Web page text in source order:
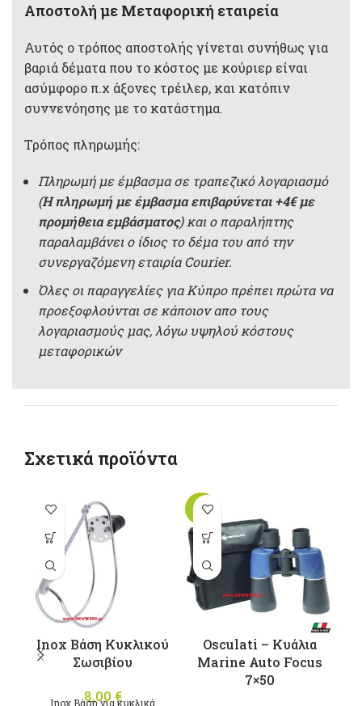
Αποστολή με Μεταφορική εταιρεία
Αυτός ο τρόπος αποστολής γίνεται συνήθως για
βαριά δέματα που το κόστος με κούριερ είναι
ασύμφορο π.χ άξονες τρέιλερ, και κατόπιν
συννενόησης με το κατάστημα.
Τρόπος πληρωμής:
Πληρωμή με έμβασμα σε τραπεζικό λογαριασμό
(Η πληρωμή με έμβασμα επιβαρύνεται +4€ με
προμήθεια εμβάσματος) και ο παραλήπτης
παραλαμβάνει ο ίδιος το δέμα του από την
συνεργαζόμενη εταιρία Courier.
Όλες οι παραγγελίες για Κύπρο πρέπει πρώτα να
προεξοφλούνται σε κάποιον απο τους
λογαριασμούς μας, λόγω υψηλού κόστους
μεταφορικών
Σχετικά προϊόντα
Inox Βάση Κυκλικού
Σωσιβίου
8,00 €
Inox Βάση για κυκλικά
-10%
Osculati – Κυάλια
Marine Auto Focus
7×50